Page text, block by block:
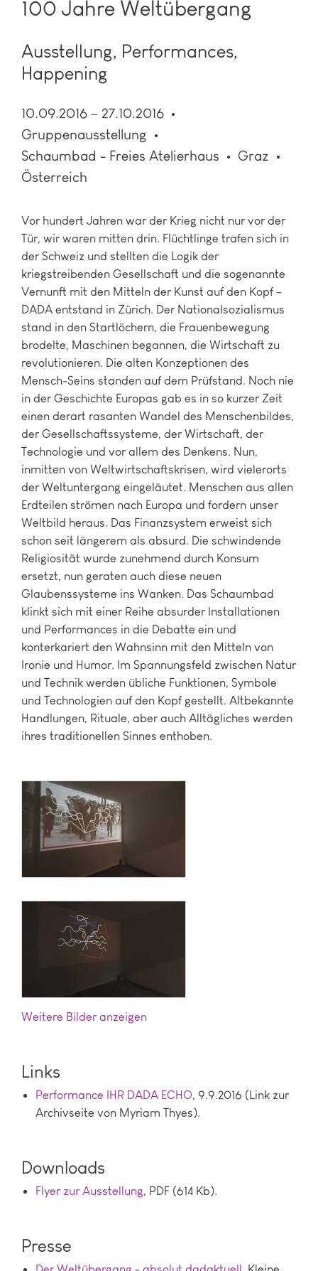
100 Jahre Weltübergang
Ausstellung, Performances,
Happening
10.09.2016 – 27.10.2016
Gruppenausstellung
Schaumbad - Freies Atelierhaus
Graz
Österreich
Vor hundert Jahren war der Krieg nicht nur vor der
Tür, wir waren mitten drin. Flüchtlinge trafen sich in
der Schweiz und stellten die Logik der
kriegstreibenden Gesellschaft und die sogenannte
Vernunft mit den Mitteln der Kunst auf den Kopf –
DADA entstand in Zürich. Der Nationalsozialismus
stand in den Startlöchern, die Frauenbewegung
brodelte, Maschinen begannen, die Wirtschaft zu
revolutionieren. Die alten Konzeptionen des
Mensch-Seins standen auf dem Prüfstand. Noch nie
in der Geschichte Europas gab es in so kurzer Zeit
einen derart rasanten Wandel des Menschenbildes,
der Gesellschaftssysteme, der Wirtschaft, der
Technologie und vor allem des Denkens. Nun,
inmitten von Weltwirtschaftskrisen, wird vielerorts
der Weltuntergang eingeläutet. Menschen aus allen
Erdteilen strömen nach Europa und fordern unser
Weltbild heraus. Das Finanzsystem erweist sich
schon seit längerem als absurd. Die schwindende
Religiosität wurde zunehmend durch Konsum
ersetzt, nun geraten auch diese neuen
Glaubenssysteme ins Wanken. Das Schaumbad
klinkt sich mit einer Reihe absurder Installationen
und Performances in die Debatte ein und
konterkariert den Wahnsinn mit den Mitteln von
Ironie und Humor. Im Spannungsfeld zwischen Natur
und Technik werden übliche Funktionen, Symbole
und Technologien auf den Kopf gestellt. Altbekannte
Handlungen, Rituale, aber auch Alltägliches werden
ihres traditionellen Sinnes enthoben.
Bilder anzeigen
Links
Performance IHR DADA ECHO, 9.9.2016 (Link zur
Archivseite von Myriam Thyes).
Downloads
Flyer zur Ausstellung, PDF (614 Kb).
Presse